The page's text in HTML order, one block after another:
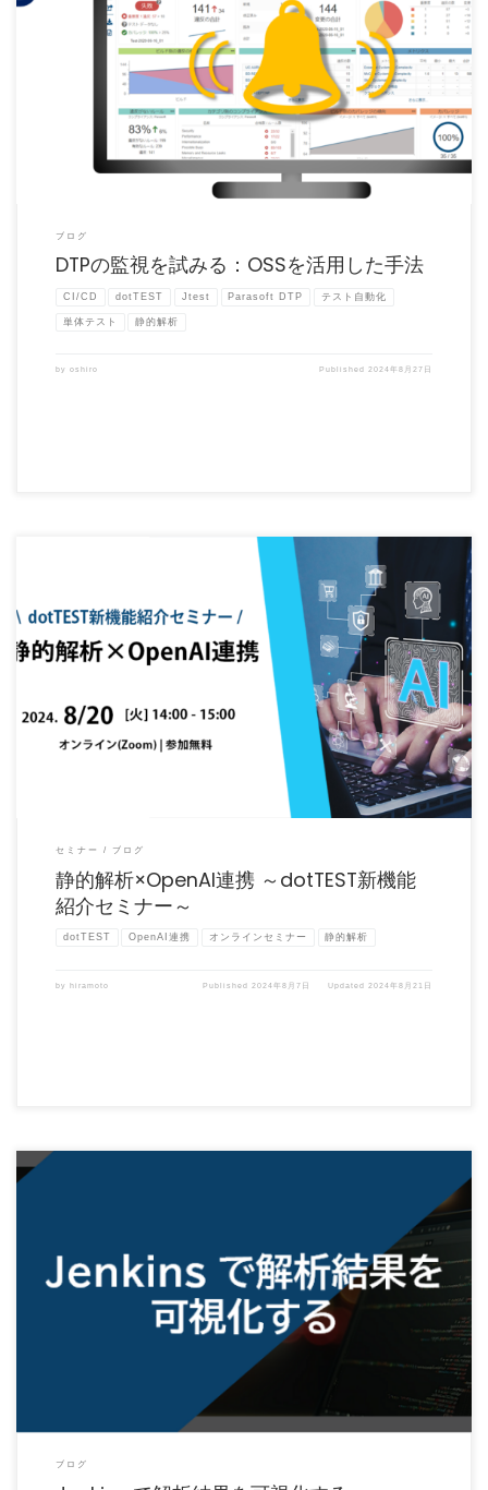
Parasoft DTP（以降、DTP）は、JtestやdotTESTなどの静的解析結果を管理し、品
ブログ
DTPの監視を試みる：OSSを活用した手法
CI/CD dotTEST Jtest Parasoft DTP テスト自動化
単体テスト 静的解析
by oshiro Published 2024年8月27日
本セミナーの開催は終了しました。 2024年8月20日(火) 14時~15時開催！ 『静的解
セミナー ブログ
静的解析×OpenAI連携 ～dotTEST新機能
紹介セミナー～
dotTEST OpenAI連携 オンラインセミナー 静的解析
by hiramoto Published 2024年8月7日 Updated 2024年8月21日
Parasoft Jtest/dotTEST の静的解析、単体テストを Jenkins で自動化した […]
ブログ